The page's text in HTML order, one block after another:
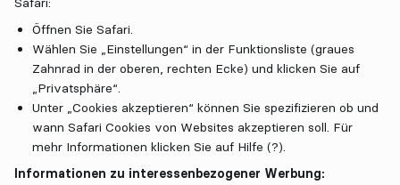
Öffnen Sie Safari.
Wählen Sie „Einstellungen“ in der Funktionsliste (graues
Zahnrad in der oberen, rechten Ecke) und klicken Sie auf
„Privatsphäre“.
Unter „Cookies akzeptieren“ können Sie spezifizieren ob und
wann Safari Cookies von Websites akzeptieren soll. Für
mehr Informationen klicken Sie auf Hilfe (?).
Informationen zu interessenbezogener Werbung: